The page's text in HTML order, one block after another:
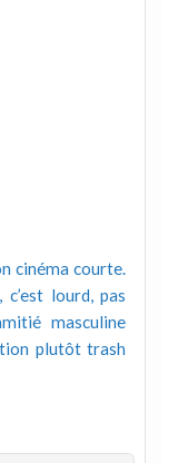
cinéma courte.
lourd, pas
masculine
plutôt trash